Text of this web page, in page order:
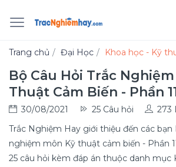
Trang chủ Đại Học Khoa học - Kỹ
Bộ Câu Hỏi Trắc
Thuật Cảm Biến - Phần
30/08/2021 25 Câu hỏi
273
Trắc Nghiệm Hay giới thiệu đến các bạn
nghiệm môn Kỹ thuật cảm biến - Phần
25 câu hỏi kèm đáp án thuộc danh mục